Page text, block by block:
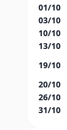
01/10
03/10
10/10
13/10
19/10
20/10
26/10
31/10